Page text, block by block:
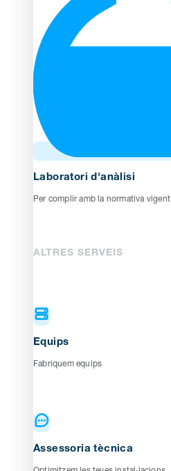
Laboratori d'anàlisi
Per complir amb la normativa vigent
ALTRES SERVEIS
Equips
Fabriquem equips
Assessoria tècnica